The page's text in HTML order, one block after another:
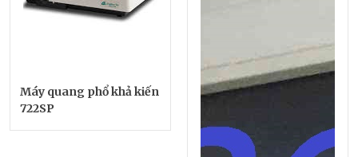
Máy quang phổ khả kiến
722SP